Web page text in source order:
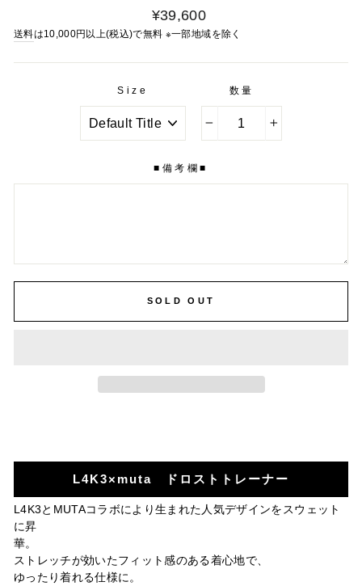
通
常
金
¥39,600
送料は10,000円以上(税込)で無料 ※一部地域を除く
Size 数量
■備考欄■
SOLD OUT
L4K3×muta ドロストトレーナー
L4K3とMUTAコラボにより生まれた人気デザインをスウェット
に昇
華
ストレッチが効いたフィット感のある着心地で、
ゆったり着れる仕様に。